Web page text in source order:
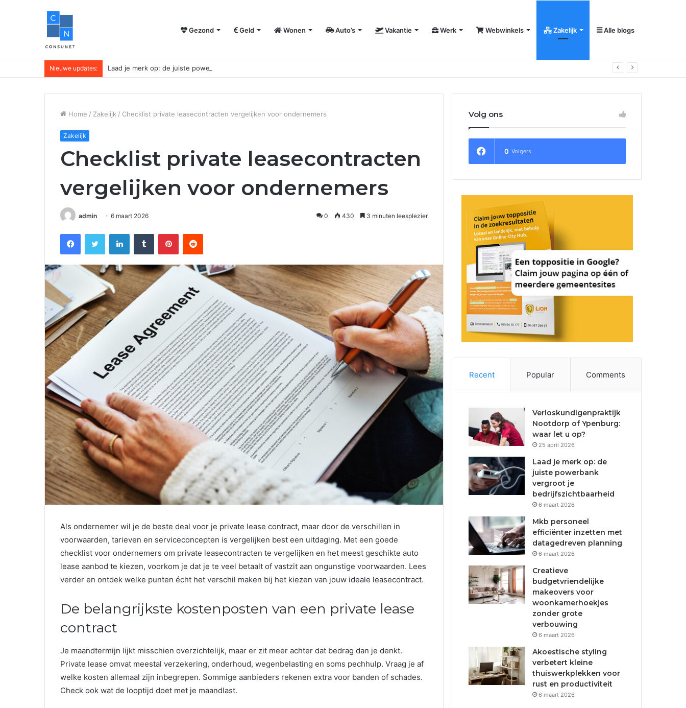
Gezond Geld Wonen Auto’s Vakantie Werk Webwinkels Zakelijk Alle blogs
Nieuwe updates: Laad je merk op: de juiste powerbank vergroot je bedrijfszichtbaarheid
Home / Zakelijk / Checklist private leasecontracten vergelijken voor ondernemers
Zakelijk
Checklist private leasecontracten
vergelijken voor ondernemers
admin 6 maart 2026 0 430 3 minuten leesplezier
Als ondernemer wil je de beste deal voor je private lease contract, maar door de verschillen in
voorwaarden, tarieven en serviceconcepten is vergelijken best een uitdaging. Met een goede
checklist voor ondernemers om private leasecontracten te vergelijken en het meest geschikte auto
lease aanbod te kiezen, voorkom je dat je te veel betaalt of vastzit aan ongunstige voorwaarden. Lees
verder en ontdek welke punten écht het verschil maken bij het kiezen van jouw ideale leasecontract.
De belangrijkste kostenposten van een private lease
contract
Je maandtermijn lijkt misschien overzichtelijk, maar er zit meer achter dat bedrag dan je denkt.
Private lease omvat meestal verzekering, onderhoud, wegenbelasting en soms pechhulp. Vraag je af
welke kosten allemaal zijn inbegrepen. Sommige aanbieders rekenen extra voor banden of schades.
Check ook wat de looptijd doet met je maandlast.
Volg ons
0 Volgers
Recent Popular Comments
Verloskundigenpraktijk
Nootdorp of Ypenburg:
waar let u op?
25 april 2026
Laad je merk op: de
juiste powerbank
vergroot je
bedrijfszichtbaarheid
6 maart 2026
Mkb personeel
efficiënter inzetten met
datagedreven planning
6 maart 2026
Creatieve
budgetvriendelijke
makeovers voor
woonkamerhoekjes
zonder grote
verbouwing
6 maart 2026
Akoestische styling
verbetert kleine
thuiswerkplekken voor
rust en productiviteit
6 maart 2026